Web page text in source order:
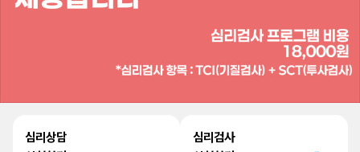
심리상담
심리검사